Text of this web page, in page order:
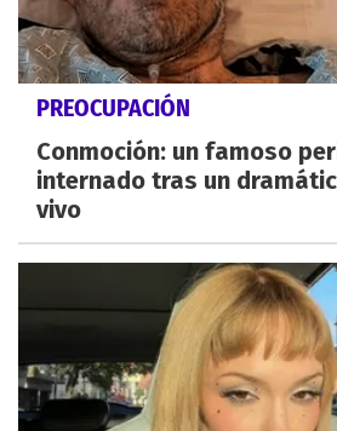
PREOCUPACIÓN
Conmoción: un famoso
internado tras un
vivo